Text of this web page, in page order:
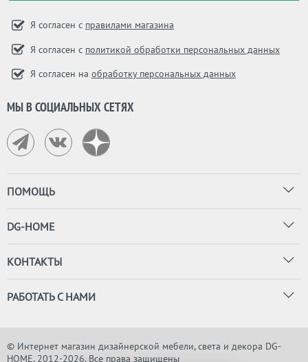
Я согласен с правилами магазина
Я согласен с политикой обработки персональных данных
Я согласен на обработку персональных данных
МЫ В СОЦИАЛЬНЫХ СЕТЯХ
ПОМОЩЬ
DG-HOME
КОНТАКТЫ
РАБОТАТЬ С НАМИ
© Интернет магазин дизайнерской мебели, света и декора DG-
HOME, 2012-2026. Все права защищены